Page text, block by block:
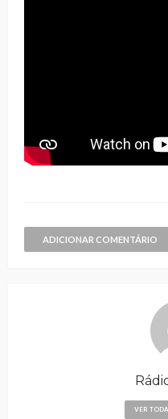
ADICIONAR COMENTÁRIO
VER